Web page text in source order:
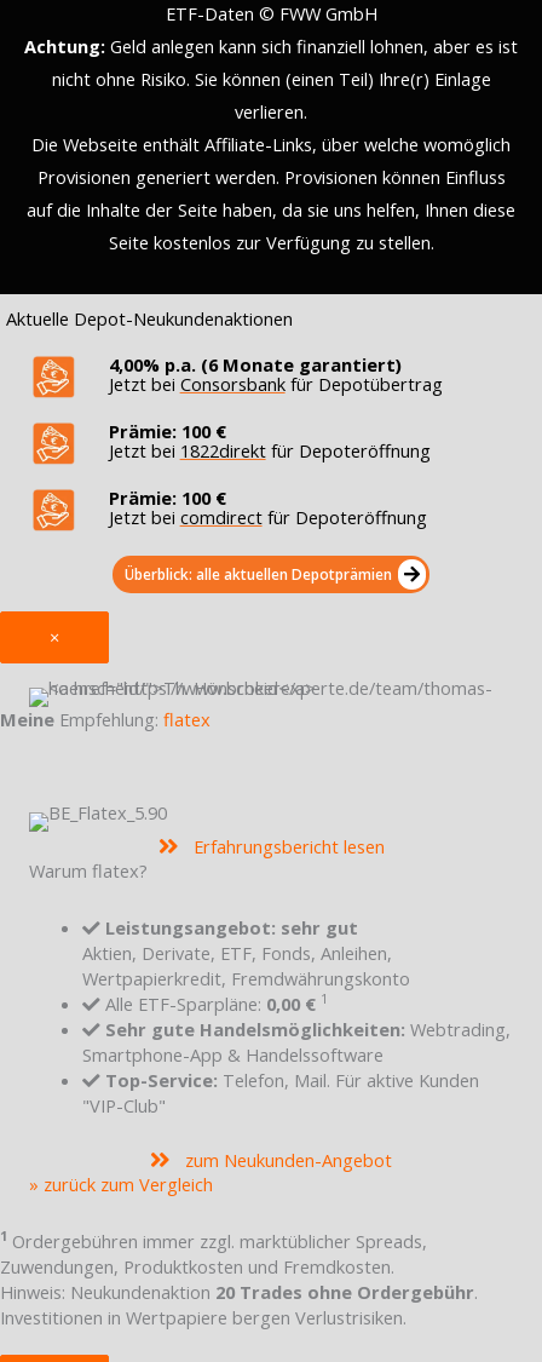
ETF-Daten © FWW GmbH
Achtung: Geld anlegen kann sich finanziell lohnen, aber es ist
nicht ohne Risiko. Sie können (einen Teil) Ihre(r) Einlage
verlieren.
Die Webseite enthält Affiliate-Links, über welche womöglich
Provisionen generiert werden. Provisionen können Einfluss
auf die Inhalte der Seite haben, da sie uns helfen, Ihnen diese
Seite kostenlos zur Verfügung zu stellen.
Aktuelle Depot-Neukundenaktionen
4,00% p.a. (6 Monate garantiert)
Jetzt bei Consorsbankfür Depotübertrag
Prämie: 100 €
Jetzt bei 1822direktfür Depoteröffnung
Prämie: 100 €
Jetzt bei comdirectfür Depoteröffnung
Überblick: alle aktuellen Depotprämien
×
Meine Empfehlung: flatex
Erfahrungsbericht lesen
Warum flatex?
Leistungsangebot: sehr gut
Aktien, Derivate, ETF, Fonds, Anleihen,
Wertpapierkredit, Fremdwährungskonto
Alle ETF-Sparpläne: 0,00 € 1
Sehr gute Handelsmöglichkeiten: Webtrading,
Smartphone-App & Handelssoftware
Top-Service: Telefon, Mail. Für aktive Kunden
"VIP-Club"
zum Neukunden-Angebot
» zurück zum Vergleich
1 Ordergebühren immer zzgl. marktüblicher Spreads,
Zuwendungen, Produktkosten und Fremdkosten.
Hinweis: Neukundenaktion 20 Trades ohne Ordergebühr.
Investitionen in Wertpapiere bergen Verlustrisiken.